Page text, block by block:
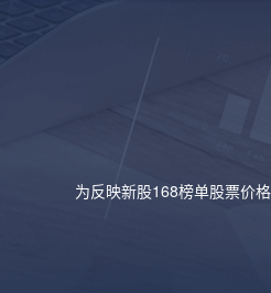
为反映新股168榜单股票价